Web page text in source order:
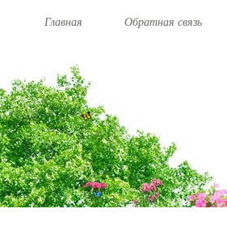
Главная Обратная связь